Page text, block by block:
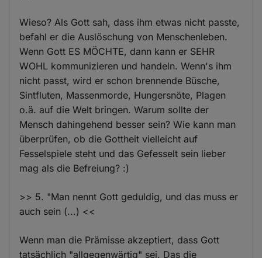
Wieso? Als Gott sah, dass ihm etwas nicht passte,
befahl er die Auslöschung von Menschenleben.
Wenn Gott ES MÖCHTE, dann kann er SEHR
WOHL kommunizieren und handeln. Wenn's ihm
nicht passt, wird er schon brennende Büsche,
Sintfluten, Massenmorde, Hungersnöte, Plagen
o.ä. auf die Welt bringen. Warum sollte der
Mensch dahingehend besser sein? Wie kann man
überprüfen, ob die Gottheit vielleicht auf
Fesselspiele steht und das Gefesselt sein lieber
mag als die Befreiung? :)
>> 5. "Man nennt Gott geduldig, und das muss er
auch sein (...) <<
Wenn man die Prämisse akzeptiert, dass Gott
tatsächlich "allgegenwärtig" sei. Das die